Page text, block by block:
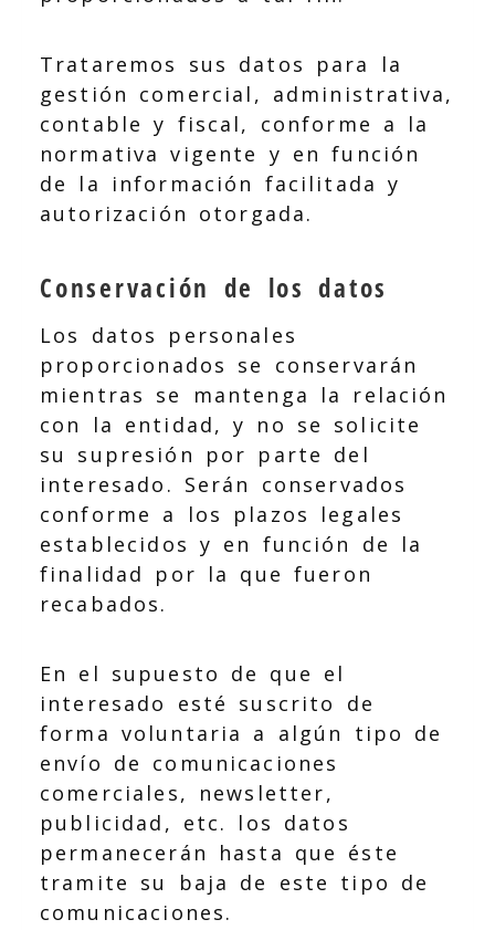
Trataremos sus datos para la
gestión comercial, administrativa,
contable y fiscal, conforme a la
normativa vigente y en función
de la información facilitada y
autorización otorgada.
Conservación de los datos
Los datos personales
proporcionados se conservarán
mientras se mantenga la relación
con la entidad, y no se solicite
su supresión por parte del
interesado. Serán conservados
conforme a los plazos legales
establecidos y en función de la
finalidad por la que fueron
recabados.
En el supuesto de que el
interesado esté suscrito de
forma voluntaria a algún tipo de
envío de comunicaciones
comerciales, newsletter,
publicidad, etc. los datos
permanecerán hasta que éste
tramite su baja de este tipo de
comunicaciones.